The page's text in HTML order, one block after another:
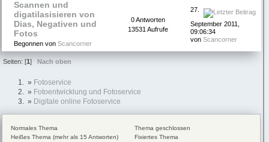
Scannen und
digatilasisieren von
Dias, Negativen und
Fotos
Begonnen von Scancorner
0 Antworten
13531 Aufrufe
27.
September 2011,
09:06:34
von Scancorner
Seiten: [1] Nach oben
» Fotoservice
» Fotoentwicklung und Fotoservice
» Digitale online Fotoservice
Normales Thema
Heißes Thema (mehr als 15 Antworten)
Thema geschlossen
Fixiertes Thema